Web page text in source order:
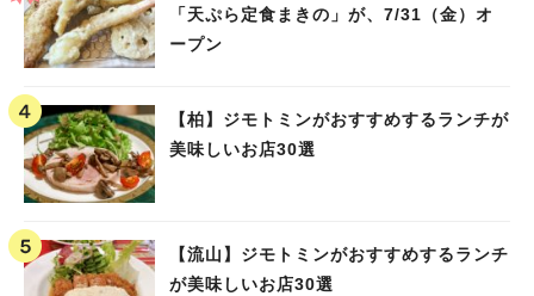
「天ぷら定食まきの」が、7/31（金）オ
ープン
【柏】ジモトミンがおすすめするランチが
美味しいお店30選
【流山】ジモトミンがおすすめするランチ
が美味しいお店30選